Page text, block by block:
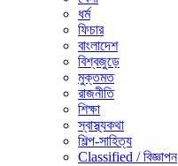
ধর্ম
ফিচার
বাংলাদেশ
বিশ্বজুড়ে
মুক্তমত
রাজনীতি
শিক্ষা
স্বাস্থ্যকথা
শিল্প-সাহিত্য
Classified / বিজ্ঞাপন